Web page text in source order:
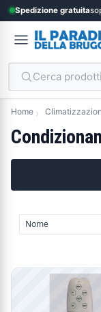
Spedizione gratuita
Cerca
Home
Prodotti